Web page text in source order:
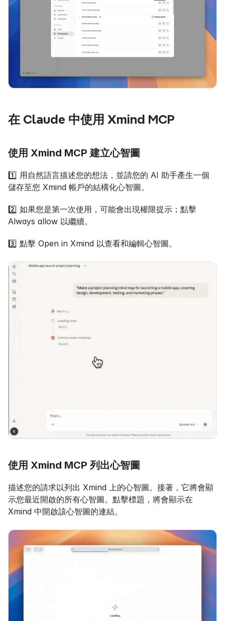
在 Claude 中使用 Xmind MCP
使用 Xmind MCP 建立心智圖
1️⃣ 用自然語言描述您的想法，並請您的 AI 助手產生一個
儲存至您 Xmind 帳戶的結構化心智圖。
2️⃣ 如果您是第一次使用，可能會出現權限提示；點擊
Always allow 以繼續。
3️⃣ 點擊 Open in Xmind 以查看和編輯心智圖。
使用 Xmind MCP 列出心智圖
描述您的請求以列出 Xmind 上的心智圖。接著，它將會顯
示您最近開啟的所有心智圖。點擊標題，將會顯示在
Xmind 中開啟該心智圖的連結。